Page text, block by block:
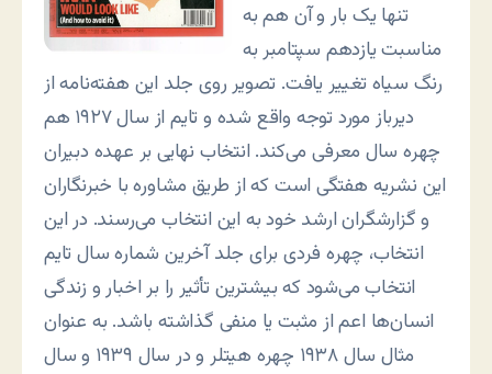
تنها یک بار و آن هم به
مناسبت یازدهم سپتامبر به
رنگ سیاه تغییر یافت. تصویر روی جلد این هفته‌نامه از
دیرباز مورد توجه واقع شده و تایم از سال ۱۹۲۷ هم
چهره سال معرفی می‌کند. انتخاب نهایى بر عهده دبیران
این نشریه هفتگى است که از طریق مشاوره با خبرنگاران
و گزارشگران ارشد خود به این انتخاب می‌رسند. در این
انتخاب، چهره فردى براى جلد آخرین شماره سال تایم
انتخاب مى‌شود که بیشترین تأثیر را بر اخبار و زندگى
انسان‌ها اعم از مثبت یا منفی گذاشته باشد. به عنوان
مثال سال ۱۹۳۸ چهره هیتلر و در سال ۱۹۳۹ و سال